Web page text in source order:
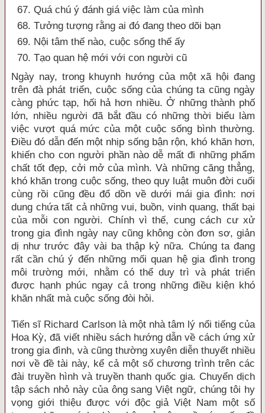
67. Quá chú ý đánh giá việc làm của mình
68. Tưởng tượng rằng ai đó đang theo dõi bạn
69. Nội tâm thế nào, cuộc sống thế ấy
70. Tạo quan hệ mới với con người cũ
Ngày nay, trong khuynh hướng của một xã hội đang
trên đà phát triển, cuộc sống của chúng ta cũng ngày
càng phức tạp, hối hả hơn nhiều. Ở những thành phố
lớn, nhiều người đã bắt đầu có những thời biểu làm
việc vượt quá mức của một cuộc sống bình thường.
Điều đó dẫn đến một nhịp sống bận rộn, khó khăn hơn,
khiến cho con người phần nào dễ mất đi những phẩm
chất tốt đẹp, cởi mở của mình. Và những căng thẳng,
khó khăn trong cuộc sống, theo quy luật muôn đời cuối
cùng rồi cũng đều đổ dồn về dưới mái gia đình: nơi
dung chứa tất cả những vui, buồn, vinh quang, thất bại
của mỗi con người. Chính vì thế, cung cách cư xử
trong gia đình ngày nay cũng không còn đơn sơ, giản
dị như trước đây vài ba thập kỷ nữa. Chúng ta đang
rất cần chú ý đến những mối quan hệ gia đình trong
môi trường mới, nhằm có thể duy trì và phát triển
được hạnh phúc ngay cả trong những điều kiện khó
khăn nhất mà cuộc sống đòi hỏi.
Tiến sĩ Richard Carlson là một nhà tâm lý nổi tiếng của
Hoa Kỳ, đã viết nhiều sách hướng dẫn về cách ứng xử
trong gia đình, và cũng thường xuyên diễn thuyết nhiều
nơi về đề tài này, kể cả một số chương trình trên các
đài truyền hình và truyền thanh quốc gia. Chuyển dịch
tập sách nhỏ này của ông sang Việt ngữ, chúng tôi hy
vọng giới thiệu được với độc giả Việt Nam một số